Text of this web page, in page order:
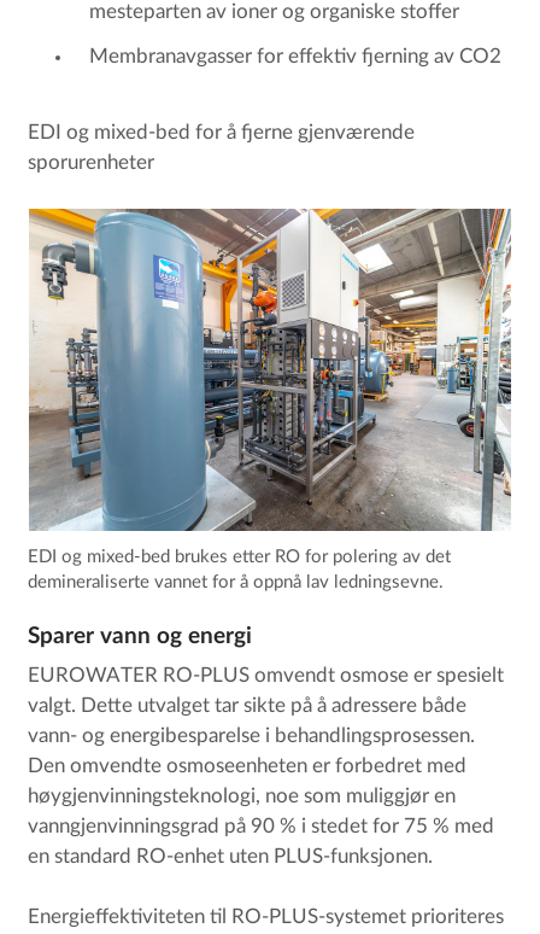
mesteparten av ioner og organiske stoffer
Membranavgasser for effektiv fjerning av CO2
EDI og mixed-bed for å fjerne gjenværende
sporurenheter
EDI og mixed-bed brukes etter RO for polering av det
demineraliserte vannet for å oppnå lav ledningsevne.
Sparer vann og energi
EUROWATER RO-PLUS omvendt osmose er spesielt
valgt. Dette utvalget tar sikte på å adressere både
vann- og energibesparelse i behandlingsprosessen.
Den omvendte osmoseenheten er forbedret med
høygjenvinningsteknologi, noe som muliggjør en
vanngjenvinningsgrad på 90 % i stedet for 75 % med
en standard RO-enhet uten PLUS-funksjonen.
Energieffektiviteten til RO-PLUS-systemet prioriteres